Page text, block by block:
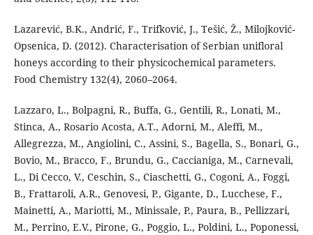
Lazarević, B.K., Andrić, F., Trifković, J., Tešić, Ž., Milojković-
Opsenica, D. (2012). Characterisation of Serbian unifloral
honeys according to their physicochemical parameters.
Food Chemistry 132(4), 2060–2064.
Lazzaro, L., Bolpagni, R., Buffa, G., Gentili, R., Lonati, M.,
Stinca, A., Rosario Acosta, A.T., Adorni, M., Aleffi, M.,
Allegrezza, M., Angiolini, C., Assini, S., Bagella, S., Bonari, G.,
Bovio, M., Bracco, F., Brundu, G., Caccianiga, M., Carnevali,
L., Di Cecco, V., Ceschin, S., Ciaschetti, G., Cogoni, A., Foggi,
B., Frattaroli, A.R., Genovesi, P., Gigante, D., Lucchese, F.,
Mainetti, A., Mariotti, M., Minissale, P., Paura, B., Pellizzari,
M., Perrino, E.V., Pirone, G., Poggio, L., Poldini, L., Poponessi,